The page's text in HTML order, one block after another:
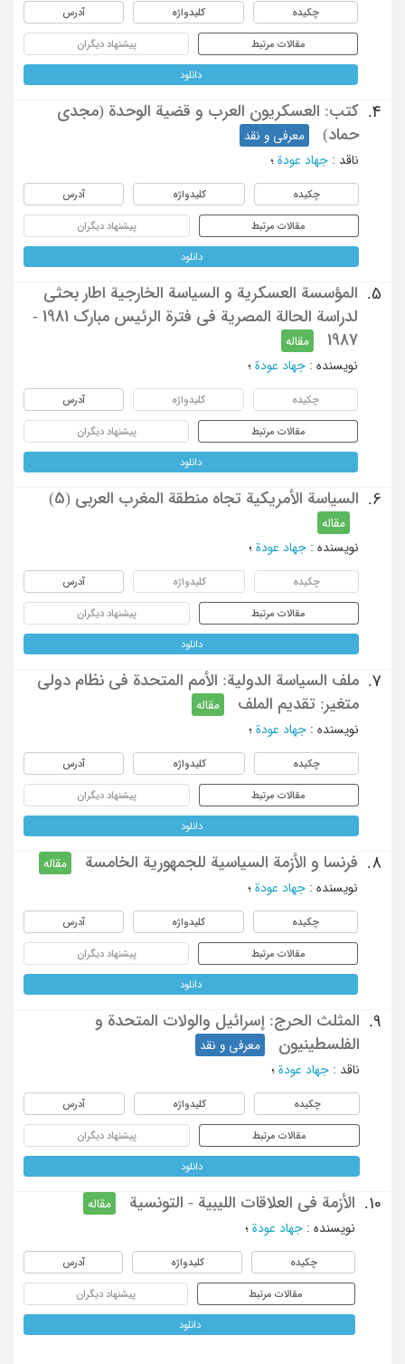
چکیده کلیدواژه آدرس
مقالات مرتبط پیشنهاد دیگران
دانلود
4.
کتب: العسکریون العرب و قضیة الوحدة (مجدی
حماد)
معرفی و نقد
ناقد : جهاد عودة ؛
چکیده کلیدواژه آدرس
مقالات مرتبط پیشنهاد دیگران
دانلود
5.
المؤسسة العسکریة و السیاسة الخارجیة اطار بحثی
لدراسة الحالة المصریة فی فترة الرئیس مبارک 1981 -
1987
مقاله
نویسنده : جهاد عودة ؛
چکیده کلیدواژه آدرس
مقالات مرتبط پیشنهاد دیگران
دانلود
6. السیاسة الأمریکیة تجاه منطقة المغرب العربی (5)
مقاله
نویسنده : جهاد عودة ؛
چکیده کلیدواژه آدرس
مقالات مرتبط پیشنهاد دیگران
دانلود
7.
ملف السیاسة الدولیة: الأمم المتحدة فی نظام دولی
متغیر: تقدیم الملف
مقاله
نویسنده : جهاد عودة ؛
چکیده کلیدواژه آدرس
مقالات مرتبط پیشنهاد دیگران
دانلود
8. فرنسا و الأزمة السیاسیة للجمهوریة الخامسة
مقاله
نویسنده : جهاد عودة ؛
چکیده کلیدواژه آدرس
مقالات مرتبط پیشنهاد دیگران
دانلود
9.
المثلث الحرج: إسرائیل والولات المتحدة و
الفلسطینیون
معرفی و نقد
ناقد : جهاد عودة ؛
چکیده کلیدواژه آدرس
مقالات مرتبط پیشنهاد دیگران
دانلود
10. الأزمة فی العلاقات اللیبیة - التونسیة
مقاله
نویسنده : جهاد عودة ؛
چکیده کلیدواژه آدرس
مقالات مرتبط پیشنهاد دیگران
دانلود